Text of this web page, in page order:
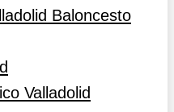
Baloncesto
Valladolid